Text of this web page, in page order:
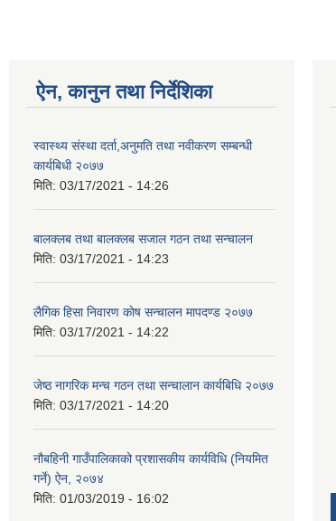
ऐन, कानुन तथा निर्देशिका
स्वास्थ्य संस्था दर्ता,अनुमति तथा नवीकरण सम्बन्धी
कार्यबिधी २०७७
मिति: 03/17/2021 - 14:26
बालक्लब तथा बालक्लब स‌जाल गठन तथा सन्चालन
मिति: 03/17/2021 - 14:23
लैगिक हिसा निवारण काेष सन्चालन मापदण्ड २०७७
मिति: 03/17/2021 - 14:22
जेष्ठ नागरिक मन्च गठन तथा सन्चालान कार्यबिधि २०७७
मिति: 03/17/2021 - 14:20
नौबहिनी गाउँपालिकाको प्रशासकीय कार्यविधि (नियमित
गर्ने) ऐन, २०७४
मिति: 01/03/2019 - 16:02